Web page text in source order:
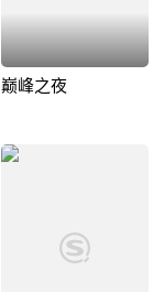
巅峰之夜